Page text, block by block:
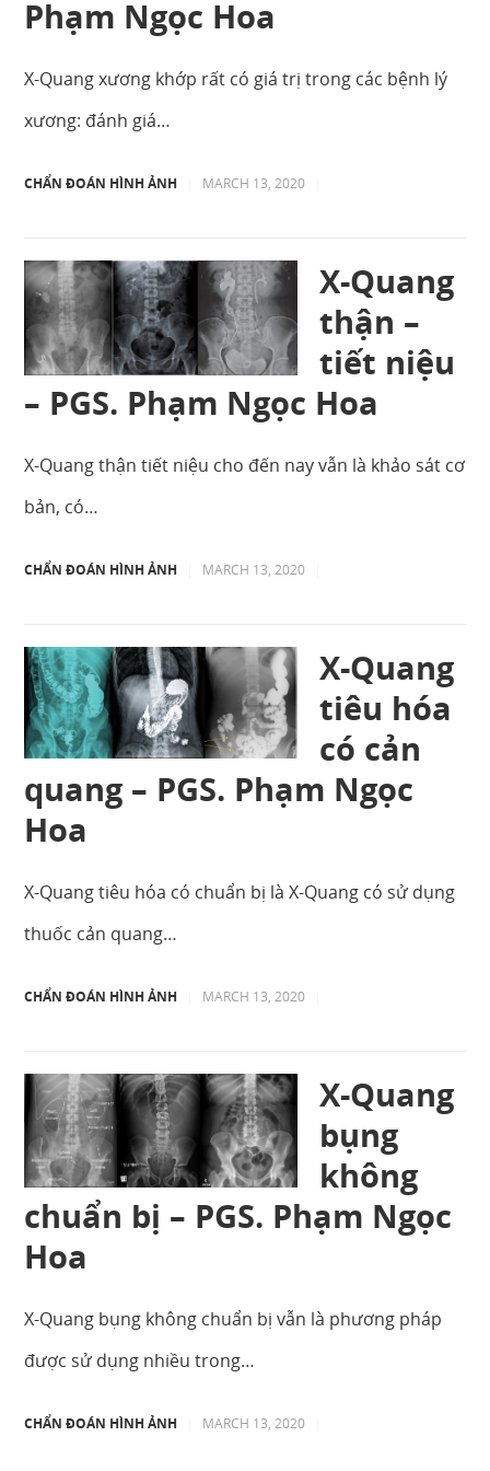
Phạm Ngọc Hoa
X-Quang xương khớp rất có giá trị trong các bệnh lý
xương: đánh giá…
CHẨN ĐOÁN HÌNH ẢNH MARCH 13, 2020
X-Quang
thận –
tiết niệu
– PGS. Phạm Ngọc Hoa
X-Quang thận tiết niệu cho đến nay vẫn là khảo sát cơ
bản, có…
CHẨN ĐOÁN HÌNH ẢNH MARCH 13, 2020
X-Quang
tiêu hóa
có cản
quang – PGS. Phạm Ngọc
Hoa
X-Quang tiêu hóa có chuẩn bị là X-Quang có sử dụng
thuốc cản quang…
CHẨN ĐOÁN HÌNH ẢNH MARCH 13, 2020
X-Quang
bụng
không
chuẩn bị – PGS. Phạm Ngọc
Hoa
X-Quang bụng không chuẩn bị vẫn là phương pháp
được sử dụng nhiều trong…
CHẨN ĐOÁN HÌNH ẢNH MARCH 13, 2020